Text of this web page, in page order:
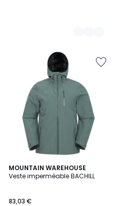
MOUNTAIN WAREHOUSE
Veste imperméable BACHILL
83,03 €